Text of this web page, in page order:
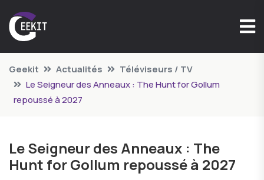
Geekit Actualités
Téléviseurs / TV
Le Seigneur des Anneaux : The Hunt for Gollum
repoussé à 2027
Le Seigneur des Anneaux : The
Hunt for Gollum repoussé à 2027